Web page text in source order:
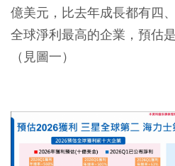
億美元，比去年成長都有四
全球淨利最高的企業，預估
（見圖一）